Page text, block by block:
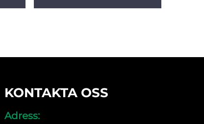
KONTAKTA OSS
Adress: